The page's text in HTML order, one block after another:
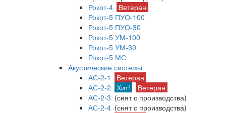
Рокот-4 Ветеран
Рокот-5 ПУО-100
Рокот-5 ПУО-30
Рокот-5 УМ-100
Рокот-5 УМ-30
Рокот-5 МС
Акустические системы
АС-2-1
Ветеран
АС-2-2 Хит!
Ветеран
АС-2-3 (снят с производства)
АС-2-4 (снят с производства)